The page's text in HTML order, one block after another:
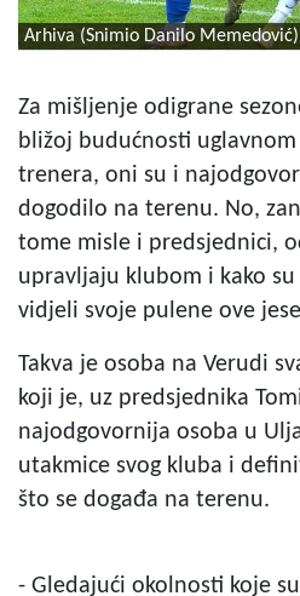
Arhiva (Snimio Danilo Memedović)
Za mišljenje odigrane
bližoj budućnosti
trenera, oni su i
dogodilo na terenu. No,
tome misle i predsjednici,
upravljaju klubom i kako
vidjeli svoje pulene ove
Takva je osoba na Verudi
koji je, uz predsjednika
najodgovornija osoba u
utakmice svog kluba i
što se događa na terenu.
- Gledajući okolnosti koje